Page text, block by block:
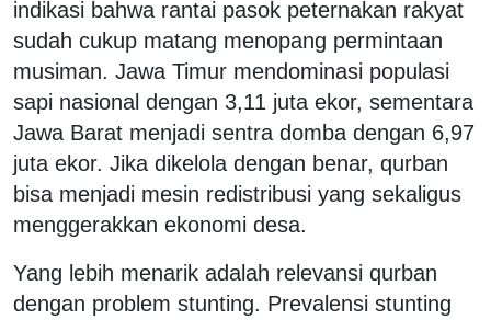
indikasi bahwa rantai pasok peternakan rakyat
sudah cukup matang menopang permintaan
musiman. Jawa Timur mendominasi populasi
sapi nasional dengan 3,11 juta ekor, sementara
Jawa Barat menjadi sentra domba dengan 6,97
juta ekor. Jika dikelola dengan benar, qurban
bisa menjadi mesin redistribusi yang sekaligus
menggerakkan ekonomi desa.
Yang lebih menarik adalah relevansi qurban
dengan problem stunting. Prevalensi stunting